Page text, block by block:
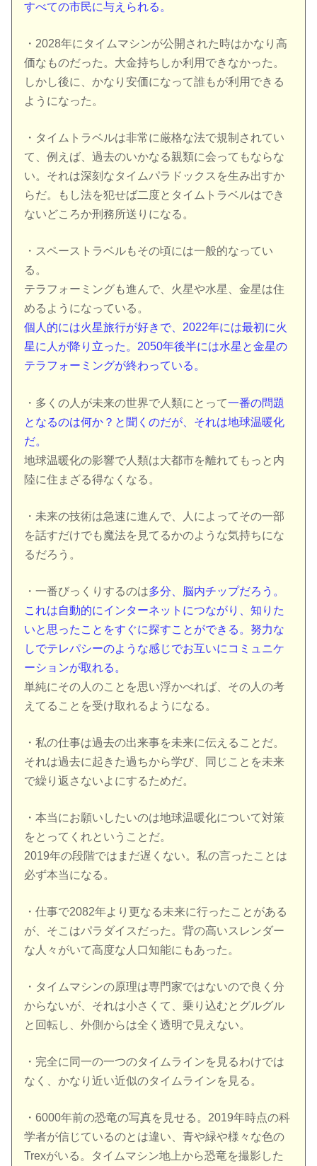
すべての市民に与えられる。
・2028年にタイムマシンが公開された時はかなり高
価なものだった。大金持ちしか利用できなかった。
しかし後に、かなり安価になって誰もが利用できる
ようになった。
・タイムトラベルは非常に厳格な法で規制されてい
て、例えば、過去のいかなる親類に会ってもならな
い。それは深刻なタイムパラドックスを生み出すか
らだ。もし法を犯せば二度とタイムトラベルはでき
ないどころか刑務所送りになる。
・スペーストラベルもその頃には一般的なってい
る。
テラフォーミングも進んで、火星や水星、金星は住
めるようになっている。
個人的には火星旅行が好きで、2022年には最初に火
星に人が降り立った。2050年後半には水星と金星の
テラフォーミングが終わっている。
・多くの人が未来の世界で人類にとって一番の問題
となるのは何か？と聞くのだが、それは地球温暖化
だ。
地球温暖化の影響で人類は大都市を離れてもっと内
陸に住まざる得なくなる。
・未来の技術は急速に進んで、人によってその一部
を話すだけでも魔法を見てるかのような気持ちにな
るだろう。
・一番びっくりするのは多分、脳内チップだろう。
これは自動的にインターネットにつながり、知りた
いと思ったことをすぐに探すことができる。 努力な
しでテレパシーのような感じでお互いにコミュニケ
ーションが取れる。
単純にその人のことを思い浮かべれば、その人の考
えてることを受け取れるようになる。
・私の仕事は過去の出来事を未来に伝えることだ。
それは過去に起きた過ちから学び、同じことを未来
で繰り返さないよにするためだ。
・本当にお願いしたいのは地球温暖化について対策
をとってくれということだ。
2019年の段階ではまだ遅くない。私の言ったことは
必ず本当になる。
・仕事で2082年より更なる未来に行ったことがある
が、そこはパラダイスだった。背の高いスレンダー
な人々がいて高度な人口知能にもあった。
・タイムマシンの原理は専門家ではないので良く分
からないが、それは小さくて、乗り込むとグルグル
と回転し、外側からは全く透明で見えない。
・完全に同一の一つのタイムラインを見るわけでは
なく、かなり近い近似のタイムラインを見る。
・6000年前の恐竜の写真を見せる。2019年時点の科
学者が信じているのとは違い、青や緑や様々な色の
Trexがいる。タイムマシン地上から恐竜を撮影した